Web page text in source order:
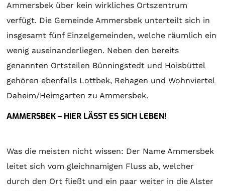
Ammersbek über kein wirkliches Ortszentrum
verfügt. Die Gemeinde Ammersbek unterteilt sich in
insgesamt fünf Einzelgemeinden, welche räumlich ein
wenig auseinanderliegen. Neben den bereits
genannten Ortsteilen Bünningstedt und Hoisbüttel
gehören ebenfalls Lottbek, Rehagen und Wohnviertel
Daheim/Heimgarten zu Ammersbek.
AMMERSBEK – HIER LÄSST ES SICH LEBEN!
Was die meisten nicht wissen: Der Name Ammersbek
leitet sich vom gleichnamigen Fluss ab, welcher
durch den Ort fließt und ein paar weiter in die Alster